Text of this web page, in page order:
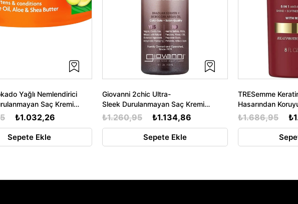
Yağlı Nemlendirici
Saç Kremi
₺1.032,26
Sepete Ekle
Giovanni 2chic Ultra-
Sleek Durulanmayan Saç Kremi
118ML
₺1.134,86
₺1.260,95
Sepete Ekle
TRESemme
Hasarından
Saç Spreyi
₺1.686,95